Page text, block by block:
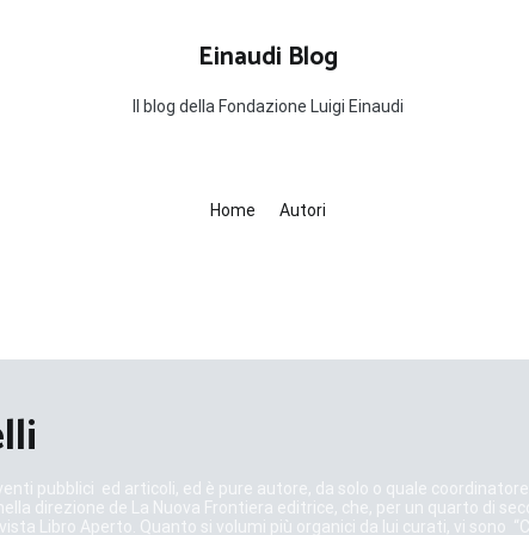
Einaudi Blog
Il blog della Fondazione Luigi Einaudi
Home Autori
pubblici ed articoli, ed è pure autore, da solo o quale
direzione de La Nuova Frontiera editrice, che, per un quarto di
Libro Aperto. Quanto si volumi più organici da lui curati, vi sono